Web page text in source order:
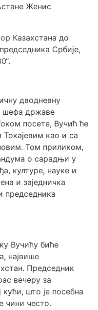
Женис
Казахстана до
Србије,
дводневну
шефа државе
посете, Вучић ће
као и са
Том приликом,
о сарадњи у
културе, науке и
и заједничка
председника
Вучићу биће
највише
Председник
вечеру за
кући, што је посебна
чини често.